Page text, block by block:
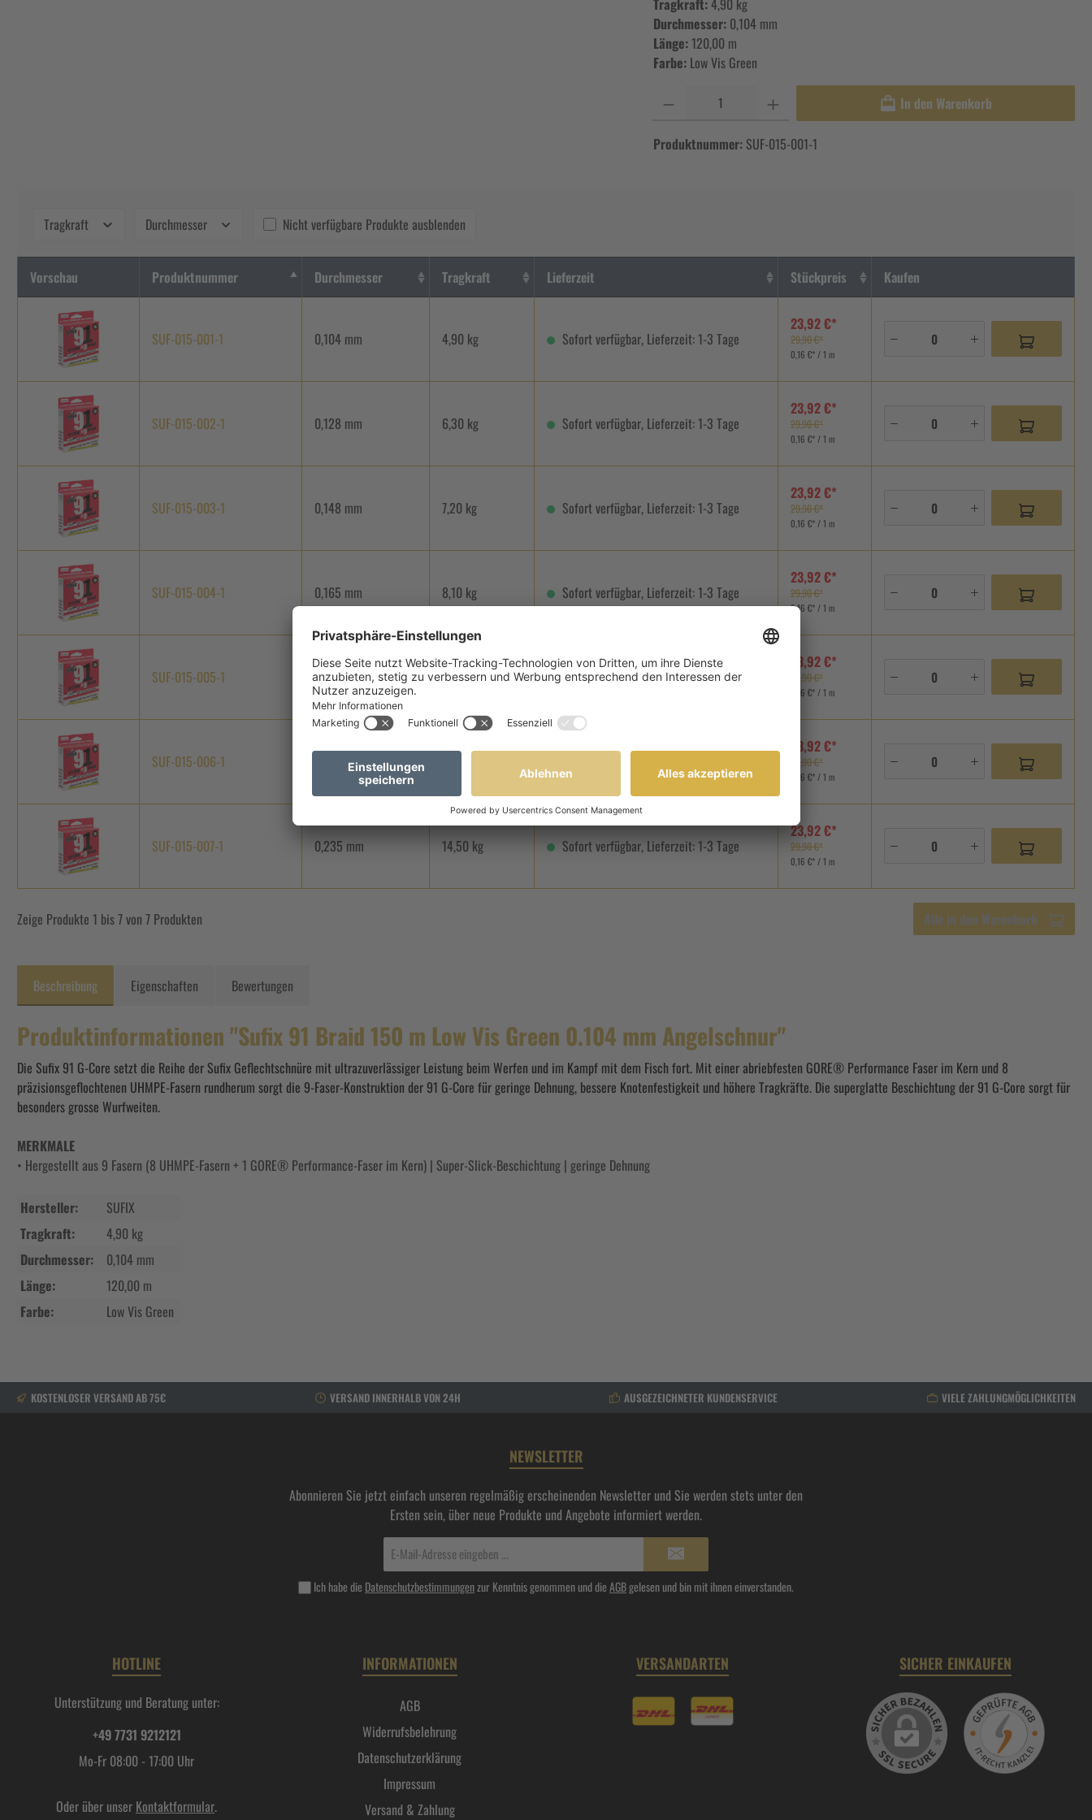
Tragkraft: 4,90 kg
Durchmesser: 0,104 mm
Länge: 120,00 m
Farbe: Low Vis Green
In den Warenkorb
Produktnummer: SUF-015-001-1
Tragkraft Durchmesser Nicht verfügbare Produkte ausblenden
Vorschau Produktnummer Durchmesser Tragkraft Lieferzeit Stückpreis Kaufen
SUF-015-001-1 0,104 mm 4,90 kg Sofort verfügbar, Lieferzeit: 1-3 Tage
23,92 €*
29,90 €*
0,16 €* / 1 m
SUF-015-002-1 0,128 mm 6,30 kg Sofort verfügbar, Lieferzeit: 1-3 Tage
23,92 €*
29,90 €*
0,16 €* / 1 m
SUF-015-003-1 0,148 mm 7,20 kg Sofort verfügbar, Lieferzeit: 1-3 Tage
23,92 €*
29,90 €*
0,16 €* / 1 m
SUF-015-004-1 0,165 mm 8,10 kg Sofort verfügbar, Lieferzeit: 1-3 Tage
23,92 €*
29,90 €*
0,16 €* / 1 m
SUF-015-005-1 0,185 mm 9,50 kg Sofort verfügbar, Lieferzeit: 1-3 Tage
23,92 €*
29,90 €*
0,16 €* / 1 m
SUF-015-006-1 0,205 mm
23,92 €*
29,90 €*
0,16 €* / 1 m
SUF-015-007-1 0,235 mm 14,50 kg Sofort verfügbar, Lieferzeit: 1-3 Tage
23,92 €*
29,90 €*
0,16 €* / 1 m
Zeige Produkte 1 bis 7 von 7 Produkten Alle in den Warenkorb
Beschreibung Eigenschaften Bewertungen
Produktinformationen "Sufix 91 Braid 150 m Low Vis Green 0.104 mm Angelschnur"
Die Sufix 91 G-Core setzt die Reihe der Sufix Geflechtschnüre mit ultrazuverlässiger Leistung beim Werfen und im Kampf mit dem Fisch fort. Mit einer abriebfesten GORE® Performance Faser im Kern und 8
präzisionsgeflochtenen UHMPE-Fasern rundherum sorgt die 9-Faser-Konstruktion der 91 G-Core für geringe Dehnung, bessere Knotenfestigkeit und höhere Tragkräfte. Die superglatte Beschichtung der 91 G-Core sorgt für
besonders grosse Wurfweiten.
MERKMALE
• Hergestellt aus 9 Fasern (8 UHMPE-Fasern + 1 GORE® Performance-Faser im Kern) | Super-Slick-Beschichtung | geringe Dehnung
Hersteller:
SUFIX
Tragkraft:
4,90 kg
Durchmesser:
0,104 mm
Länge:
120,00 m
Farbe:
Low Vis Green
KOSTENLOSER VERSAND AB 75€ VERSAND INNERHALB VON 24H AUSGEZEICHNETER KUNDENSERVICE VIELE ZAHLUNGMÖGLICHKEITEN
NEWSLETTER
Abonnieren Sie jetzt einfach unseren regelmäßig erscheinenden Newsletter und Sie werden stets unter den
Ersten sein, über neue Produkte und Angebote informiert werden.
Adresse*
Ich habe die Datenschutzbestimmungenzur Kenntnis genommen und dieAGBgelesen und bin mit ihnen einverstanden.
HOTLINE
Unterstützung und Beratung unter:
+49 7731 9212121
Mo-Fr 08:00 - 17:00 Uhr
Oder über unser Kontaktformular.
INFORMATIONEN
AGB
Widerrufsbelehrung
Datenschutzerklärung
Impressum
Versand & Zahlung
VERSANDARTEN SICHER EINKAUFEN